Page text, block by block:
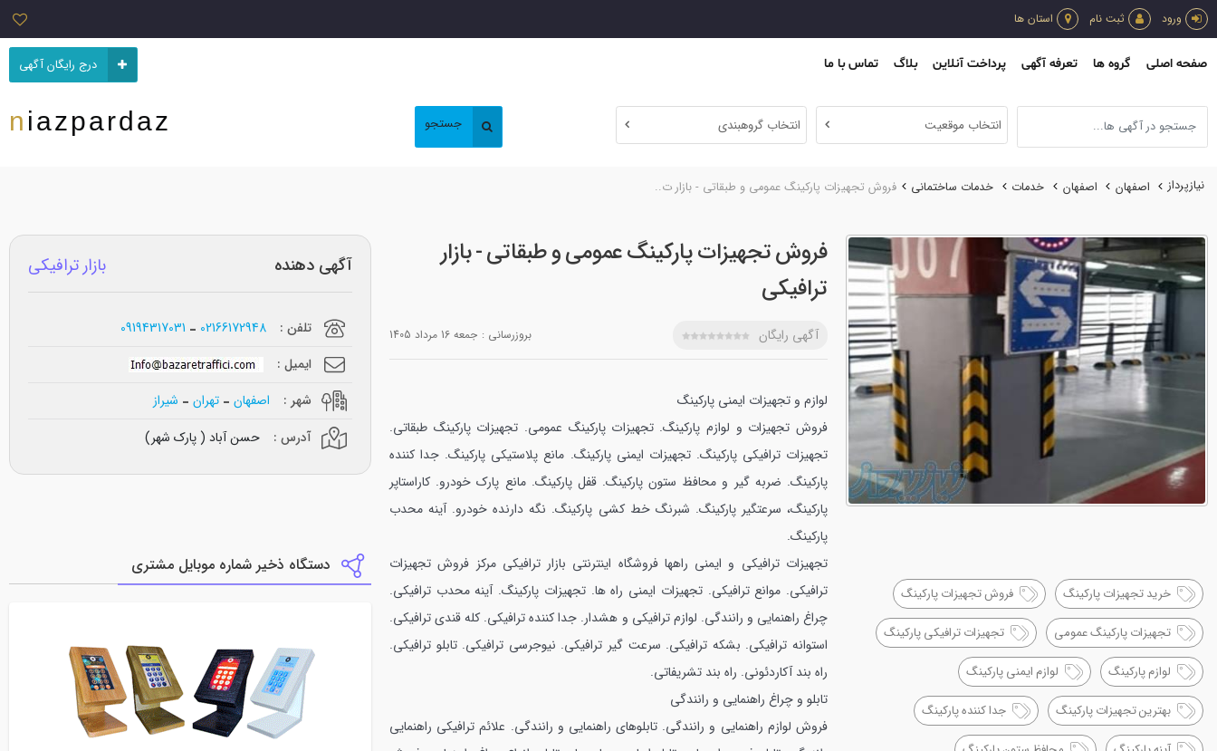
ورود ثبت نام استان ها
درج رایگان آگهی صفحه اصلی گروه ها تعرفه آگهی پرداخت آنلاین بلاگ تماس با ما
انتخاب موقعیت انتخاب گروهبندی جستجو niazpardaz
نیازپرداز اصفهان اصفهان خدمات خدمات ساختماني فروش تجهیزات پارکینگ عمومی و طبقاتی - بازار ت..
خرید تجهیزات پارکینگ فروش تجهیزات پارکینگ
تجهیزات پارکینگ عمومی تجهیزات ترافیکی پارکینگ
لوازم پارکینگ لوازم ایمنی پارکینگ
بهترین تجهیزات پارکینگ جدا کننده پارکینگ
فروش تجهیزات پارکینگ عمومی و طبقاتی - بازار
ترافیکی
آگهی رایگان بروزرسانی : جمعه 16 مرداد 1405
لوازم و تجهیزات ایمنی پارکینگ
فروش تجهیزات و لوازم پارکینگ. تجهیزات پارکینگ عمومی. تجهیزات پارکینگ طبقاتی.
تجهیزات ترافیکی پارکینگ. تجهیزات ایمنی پارکینگ. مانع پلاستیکی پارکینگ. جدا کننده
پارکینگ. ضربه گیر و محافظ ستون پارکینگ. قفل پارکینگ. مانع پارک خودرو. کاراستاپر
پارکینگ، سرعتگیر پارکینگ. شبرنگ خط کشی پارکینگ. نگه دارنده خودرو. آینه محدب
پارکینگ.
تجهیزات ترافیکی و ایمنی راهها فروشگاه اینترنتی بازار ترافیکی مرکز فروش تجهیزات
ترافیکی. موانع ترافیکی. تجهیزات ایمنی راه ها. تجهیزات پارکینگ. آینه محدب ترافیکی.
چراغ راهنمایی و رانندگی. لوازم ترافیکی و هشدار. جدا کننده ترافیکی. کله قندی ترافیکی.
استوانه ترافیکی. بشکه ترافیکی. سرعت گیر ترافیکی. نیوجرسی ترافیکی. تابلو ترافیکی.
راه بند آکاردئونی. راه بند تشریفاتی.
تابلو و چراغ راهنمایی و رانندگی
فروش لوازم راهنمایی و رانندگی. تابلوهای راهنمایی و رانندگی. علائم ترافیکی راهنمایی
آگهی دهنده بازار ترافیکی
تلفن : 02166172948
09194317031
ایمیل :
شهر :
اصفهان تهران
شیراز
آدرس :
حسن آباد ( پارک شهر)
دستگاه ذخیر شماره موبایل مشتری